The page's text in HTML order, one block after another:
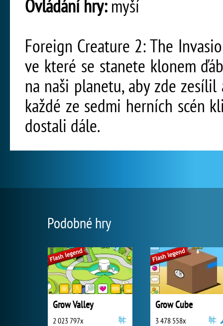
Ovládání hry:myší
Foreign Creature 2: The
ve které se stanete klonem
na naši planetu, aby zde
každé ze sedmi herních scén
dostali dále.
Podobné hry
Grow Valley
2 023 797x
Grow Cube
3 478 558x